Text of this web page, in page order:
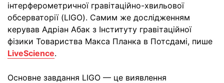
інтерферометричної гравітаційно-хвильової
обсерваторії (LIGO). Самим же дослідженням
керував Адріан Абак з Інституту гравітаційної
фізики Товариства Макса Планка в Потсдамі, пише
LiveScience.
Основне завдання LIGO — це виявлення